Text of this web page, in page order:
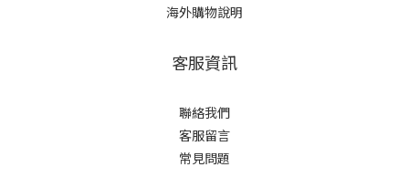
海外購物說明
客服資訊
聯絡我們
客服留言
常見問題